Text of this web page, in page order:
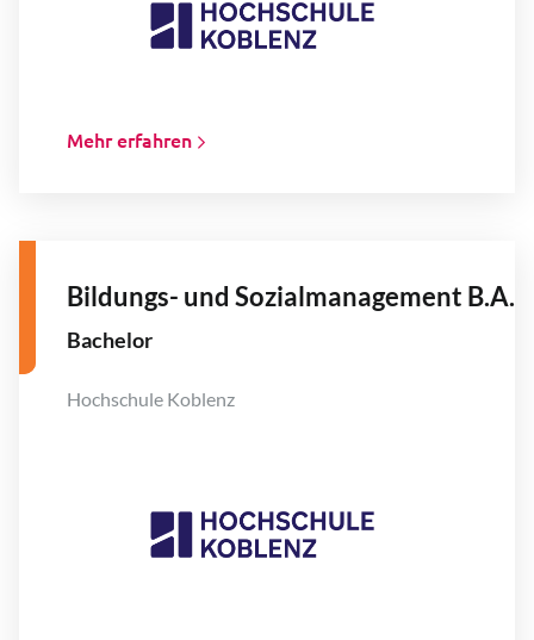
Mehr erfahren
Bildungs- und Sozialmanagement B.A.
Bachelor
Hochschule Koblenz